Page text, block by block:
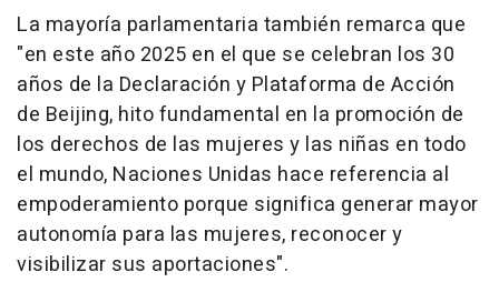
La mayoría parlamentaria también remarca que
"en este año 2025 en el que se celebran los 30
años de la Declaración y Plataforma de Acción
de Beijing, hito fundamental en la promoción de
los derechos de las mujeres y las niñas en todo
el mundo, Naciones Unidas hace referencia al
empoderamiento porque significa generar mayor
autonomía para las mujeres, reconocer y
visibilizar sus aportaciones".